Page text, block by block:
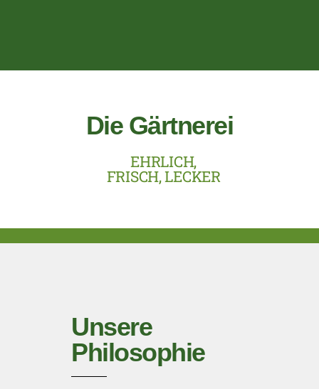
Die Gärtnerei
EHRLICH,
FRISCH, LECKER
Unsere
Philosophie